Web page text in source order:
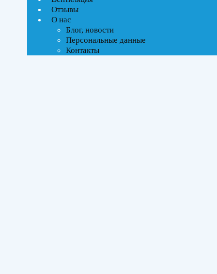
Отзывы
О нас
Блог, новости
Персональные данные
Контакты
Текстовый поиск
Тип управления